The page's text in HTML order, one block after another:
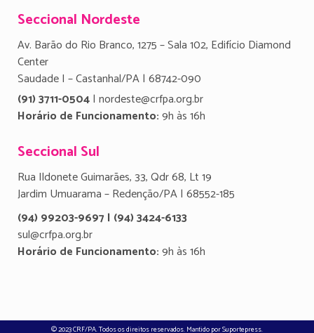
Seccional Nordeste
Av. Barão do Rio Branco, 1275 – Sala 102, Edifício Diamond
Center
Saudade I – Castanhal/PA | 68742-090
(91) 3711-0504| nordeste@crfpa.org.br
Horário de Funcionamento:9h às 16h
Seccional Sul
Rua Ildonete Guimarães, 33, Qdr 68, Lt 19
Jardim Umuarama – Redenção/PA | 68552-185
(94) 99203-9697 | (94) 3424-6133
sul@crfpa.org.br
Horário de Funcionamento:9h às 16h
© 2023 CRF/PA. Todos os direitos reservados. Mantido porSuportepress.